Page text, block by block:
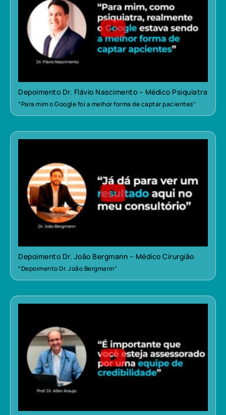
Depoimento Dr. Flávio Nascimento – Médico Psiquiatra
“Para mim o Google foi a melhor forma de captar pacientes”
Depoimento Dr. João Bergmann – Médico Cirurgião
“Depoimento Dr. João Bergmann”